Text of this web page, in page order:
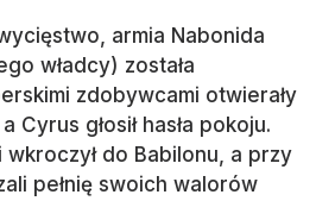
armia Nabonida
władcy) została
zdobywcami otwierały
Cyrus głosił hasła pokoju.
do Babilonu, a przy
pełnię swoich walorów